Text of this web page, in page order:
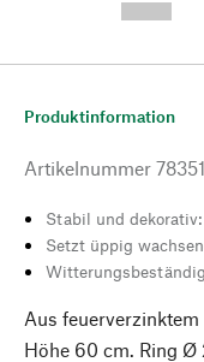
Produktinformation
Artikelnummer 78351
Stabil und
Setzt üppig
Aus
Höhe 60 cm. Ring Ø